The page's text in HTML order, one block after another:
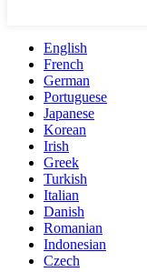
English
French
German
Portuguese
Japanese
Korean
Irish
Greek
Turkish
Italian
Danish
Romanian
Indonesian
Czech